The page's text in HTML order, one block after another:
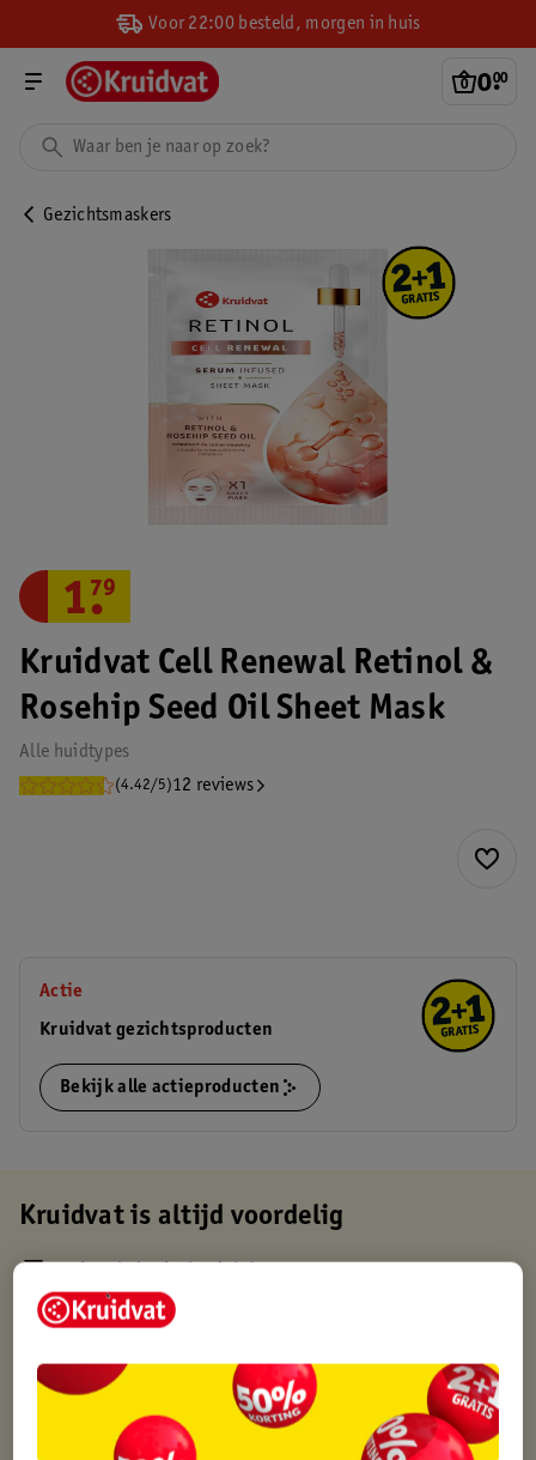
Voor 22:00 besteld, morgen in huis
0.
00
Gezichtsmaskers
Kruidvat Cell Renewal Retinol &
Rosehip Seed Oil Sheet Mask
Alle huidtypes
(4.42/5)12 reviews
1.
79
Actie
Kruidvat gezichtsproducten
Bekijk alle actieproducten
Kruidvat is altijd voordelig
Op werkdagen voor 22:00 uur besteld, volgende dag in huis
Gratis thuisbezorgd vanaf 50.00
Gratis punten met je Kruidvat kaart